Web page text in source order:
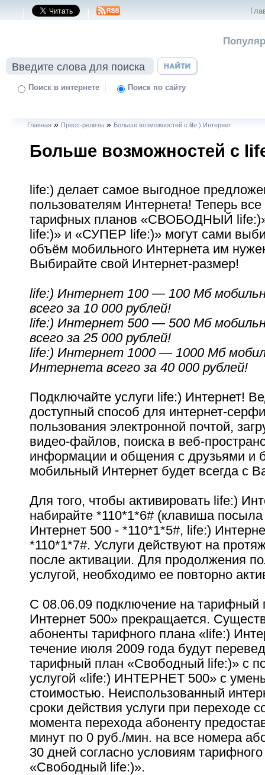
| |
Поиск в интернете | Поиск по сайту
Главная » Пресс-релизы » Больше возможностей с life:) Интернет
Больше возможностей с
life:) делает самое выгодное
пользователям Интернета! Теперь
тарифных планов «СВОБОДНЫЙ
life:)» и «СУПЕР life:)» могут сами
объём мобильного Интернета им
Выбирайте свой Интернет-размер!
life:) Интернет 100 — 100 Мб
всего за 10 000 рублей!
life:) Интернет 500 — 500 Мб
всего за 25 000 рублей!
life:) Интернет 1000 — 1000 Мб
Интернета всего за 40 000 рублей!
Подключайте услуги life:) Интернет!
доступный способ для интернет-
пользования электронной почтой,
видео-файлов, поиска в веб-
информации и общения с друзьями и
мобильный Интернет будет всегда с
Для того, чтобы активировать life:)
набирайте *110*1*6# (клавиша
Интернeт 500 - *110*1*5#, life:)
*110*1*7#. Услуги действуют на
после активации. Для продолжения
услугой, необходимо ее повторно
С 08.06.09 подключение на тарифный
Интернет 500» прекращается.
абоненты тарифного плана «life:)
течение июля 2009 года будут
тарифный план «Свободный life:)» с
услугой «life:) ИНТЕРНЕТ 500» с
стоимостью. Неиспользованный
сроки действия услуги при переходе
момента перехода абоненту
минут по 0 руб./мин. на все номера
30 дней согласно условиям
«Свободный life:)».